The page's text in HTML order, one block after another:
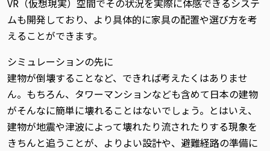
VR（仮想現実）空間でその状況を実際に体感できるシステ
ムも開発しており、より具体的に家具の配置や選び方を考
えることができます。
シミュレーションの先に
建物が倒壊することなど、できれば考えたくはありませ
ん。もちろん、タワーマンションなども含めて日本の建物
がそんなに簡単に壊れることはないでしょう。とはいえ、
建物が地震や津波によって壊れたり流されたりする現象を
きちんと追うことが、よりよい設計や、避難経路の準備に